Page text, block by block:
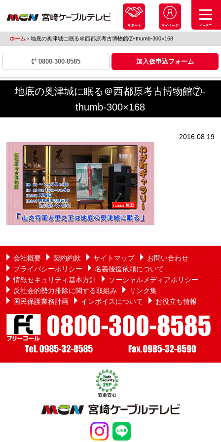
サポート マイページ メニュー
ホーム ›地底の奥津城に眠る＠西都原考古博物館⑦-thumb-300×168
0800-300-8585 加入仮申込フォーム
地底の奥津城に眠る＠西都原考古博物館⑦-
thumb-300×168
2016.08.19
会社概要 契約約款 サイトマップ
お問い合わせ
プライバシーポリシー
名義後援依頼について
情報セキュリティ基本方針
ソーシャルメディアポリシー
反社会的勢力排除に関する取組み
リンク集
国民保護業務計画
インボイスについて お役立ち情報